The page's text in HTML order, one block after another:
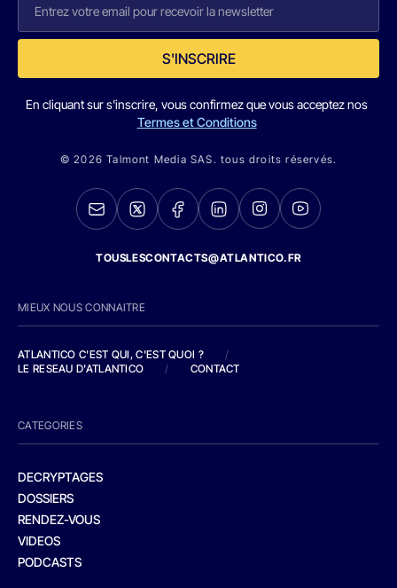
S'INSCRIRE
En cliquant sur s'inscrire, vous confirmez que vous acceptez nos
Termes et Conditions
© 2026 Talmont Media SAS. tous droits réservés.
TOUSLESCONTACTS@ATLANTICO.FR
MIEUX NOUS CONNAITRE
ATLANTICO C'EST QUI, C'EST QUOI ?
/
LE RESEAU D'ATLANTICO
/ CONTACT
CATEGORIES
DECRYPTAGES
DOSSIERS
RENDEZ-VOUS
VIDEOS
PODCASTS